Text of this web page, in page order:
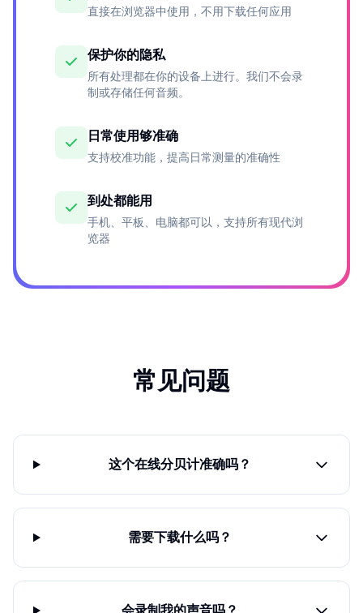
直接在浏览器中使用，不用下载任何应用
保护你的隐私
所有处理都在你的设备上进行。我们不会录
制或存储任何音频。
日常使用够准确
支持校准功能，提高日常测量的准确性
到处都能用
手机、平板、电脑都可以，支持所有现代浏
览器
常见问题
这个在线分贝计准确吗？
需要下载什么吗？